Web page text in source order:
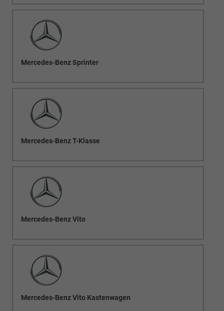
Mercedes-Benz Sprinter
Mercedes-Benz T-Klasse
Mercedes-Benz Vito
Mercedes-Benz Vito Kastenwagen